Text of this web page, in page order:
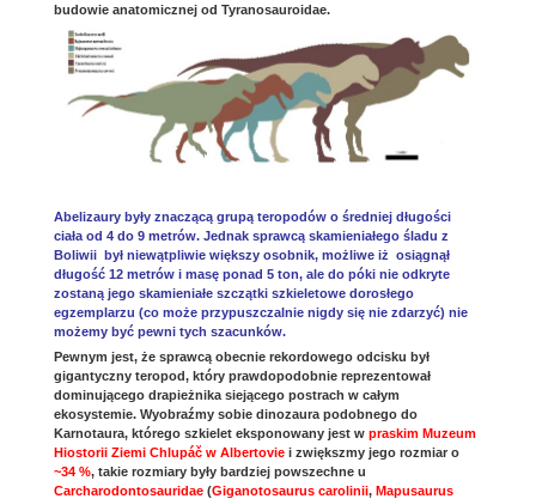
budowie anatomicznej od Tyranosauroidae.
Abelizaurybyły znaczącą grupą teropodów o średniej długości
ciała od 4 do 9 metrów. Jednak sprawcą skamieniałego śladu z
Boliwii był niewątpliwie większy osobnik, możliwe iż osiągnął
długość 12 metrów i masę ponad 5 ton, ale do póki nie odkryte
zostaną jego skamieniałe szczątki szkieletowe dorosłego
egzemplarzu (co może przypuszczalnie nigdy się nie zdarzyć) nie
możemy być pewni tych szacunków.
Pewnym jest, że sprawcą obecnie rekordowego odcisku był
gigantyczny teropod, który prawdopodobnie reprezentował
dominującego drapieżnika siejącego postrach w całym
ekosystemie. Wyobraźmy sobie dinozaura podobnego do
Karnotaura, którego szkielet eksponowany jest w praskim Muzeum
Hiostorii Ziemi Chlupáč w Albertoviei zwiększmy jego rozmiar o
~34 %, takie rozmiary były bardziej powszechne u
Carcharodontosauridae(Giganotosaurus carolinii, Mapusaurus